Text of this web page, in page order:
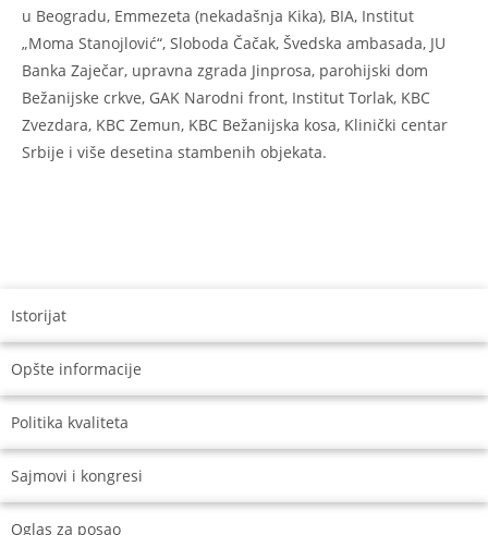
Istorijat
Opšte informacije
Politika kvaliteta
Sajmovi i kongresi
Oglas za posao
u Beogradu, Emmezeta (nekadašnja Kika), BIA, Institut
„Moma Stanojlović“, Sloboda Čačak, Švedska ambasada, JU
Banka Zaječar, upravna zgrada Jinprosa, parohijski dom
Bežanijske crkve, GAK Narodni front, Institut Torlak, KBC
Zvezdara, KBC Zemun, KBC Bežanijska kosa, Klinički centar
Srbije i više desetina stambenih objekata.